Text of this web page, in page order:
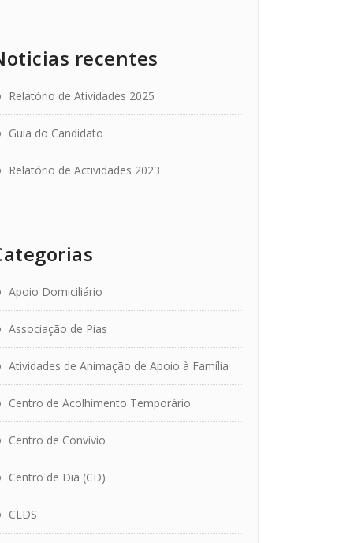
recentes
Relatório de Atividades 2025
Guia do Candidato
Relatório de Actividades 2023
Apoio Domiciliário
Associação de Pias
Atividades de Animação de Apoio à Família
Centro de Acolhimento Temporário
Centro de Convívio
Centro de Dia (CD)
CLDS